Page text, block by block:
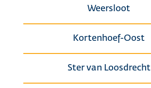
Weersloot
Kortenhoef-Oost
Ster van Loosdrecht